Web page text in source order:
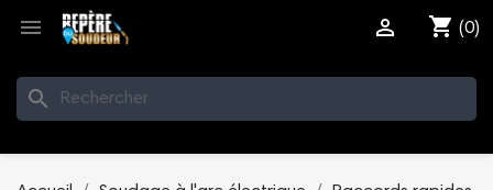
 shopping_cart (0)

search